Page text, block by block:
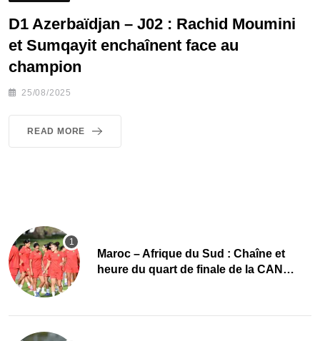
D1 Azerbaïdjan – J02 : Rachid Moumini
et Sumqayit enchaînent face au
champion
25/08/2025
READ MORE
Maroc – Afrique du Sud : Chaîne et
heure du quart de finale de la CAN